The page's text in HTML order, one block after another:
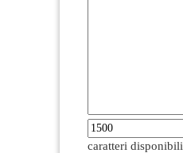
caratteri disponibili